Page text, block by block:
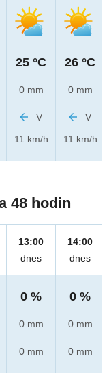
25 °C
0 mm
V
11 km/h
26 °C
0 mm
V
11 km/h
48 hodin
13:00
dnes
0 %
0 mm
0 mm
14:00
dnes
0 %
0 mm
0 mm